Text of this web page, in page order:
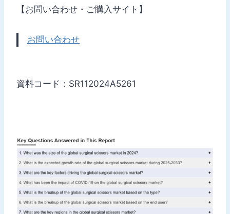
【お問い合わせ・ご購入サイト】
お問い合わせ
資料コード：SR112024A5261